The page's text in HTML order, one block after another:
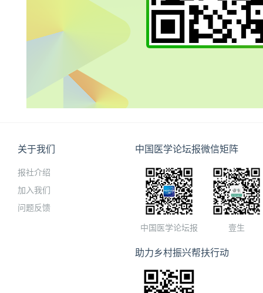
关于我们
报社介绍
加入我们
问题反馈
中国医学论坛报微信矩阵
中国医学论坛报 壹生
助力乡村振兴帮扶行动